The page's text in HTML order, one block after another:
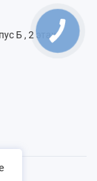
Б , 2 этаж